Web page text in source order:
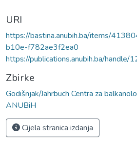
URI
https://bastina.anubih.ba/items/
b10e-f782ae3f2ea0
https://publications.anubih.ba/
Zbirke
Godišnjak/Jahrbuch Centra za
ANUBiH
Cijela stranica izdanja